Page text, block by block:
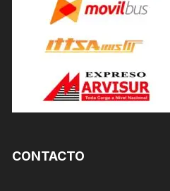
CONTACTO